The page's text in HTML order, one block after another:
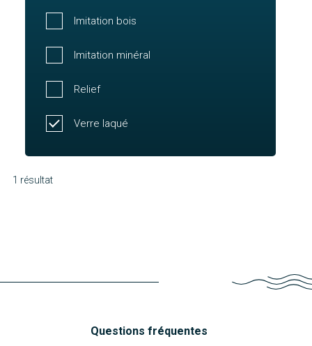
Imitation bois
Imitation minéral
Relief
Verre laqué
1 résultat
Questions fréquentes